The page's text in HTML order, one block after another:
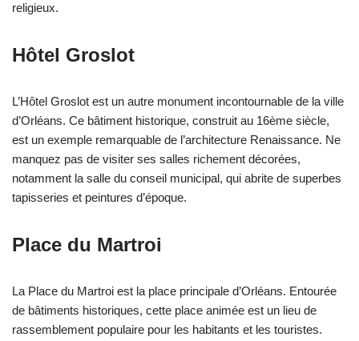
religieux.
Hôtel Groslot
L’Hôtel Groslot est un autre monument incontournable de la ville
d’Orléans. Ce bâtiment historique, construit au 16ème siècle,
est un exemple remarquable de l’architecture Renaissance. Ne
manquez pas de visiter ses salles richement décorées,
notamment la salle du conseil municipal, qui abrite de superbes
tapisseries et peintures d’époque.
Place du Martroi
La Place du Martroi est la place principale d’Orléans. Entourée
de bâtiments historiques, cette place animée est un lieu de
rassemblement populaire pour les habitants et les touristes.